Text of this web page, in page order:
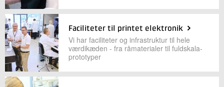
Faciliteter til printet elektronik
Vi har faciliteter og infrastruktur til hele
værdikæden - fra råmaterialer til fuldskala-
prototyper